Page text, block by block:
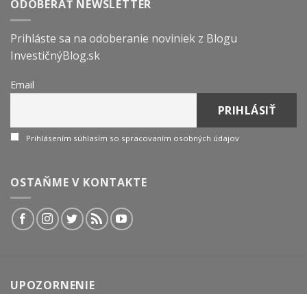
ODOBERAŤ NEWSLETTER
Prihláste sa na odoberanie noviniek z Blogu
InvestičnýBlog.sk
Email
Prihlásením súhlasím so spracovaním osobných údajov
OSTAŇME V KONTAKTE
UPOZORNENIE